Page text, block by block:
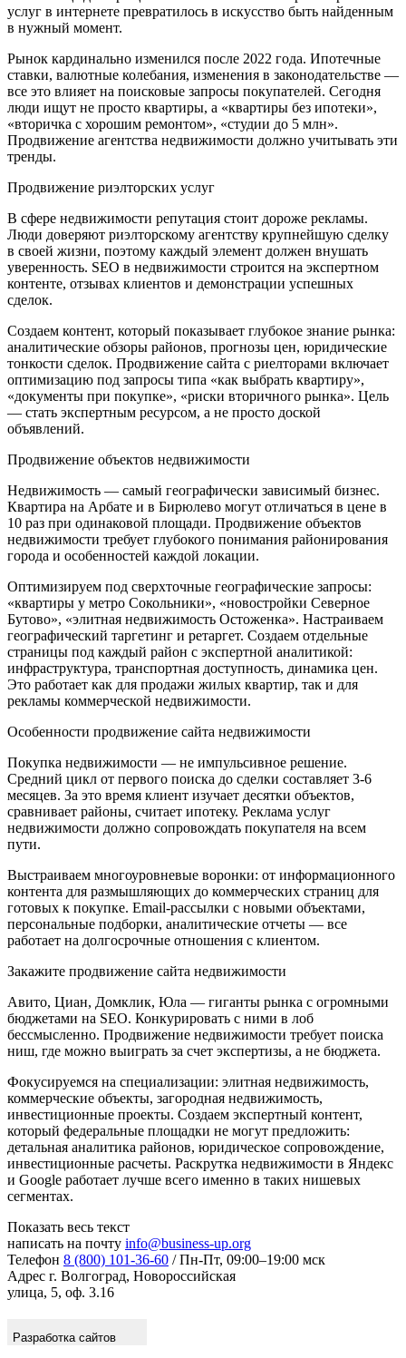
услуг в интернете превратилось в искусство быть найденным
в нужный момент.
Рынок кардинально изменился после 2022 года. Ипотечные
ставки, валютные колебания, изменения в законодательстве —
все это влияет на поисковые запросы покупателей. Сегодня
люди ищут не просто квартиры, а «квартиры без ипотеки»,
«вторичка с хорошим ремонтом», «студии до 5 млн».
Продвижение агентства недвижимости должно учитывать эти
тренды.
Продвижение риэлторских услуг
В сфере недвижимости репутация стоит дороже рекламы.
Люди доверяют риэлторскому агентству крупнейшую сделку
в своей жизни, поэтому каждый элемент должен внушать
уверенность. SEO в недвижимости строится на экспертном
контенте, отзывах клиентов и демонстрации успешных
сделок.
Создаем контент, который показывает глубокое знание рынка:
аналитические обзоры районов, прогнозы цен, юридические
тонкости сделок. Продвижение сайта с риелторами включает
оптимизацию под запросы типа «как выбрать квартиру»,
«документы при покупке», «риски вторичного рынка». Цель
— стать экспертным ресурсом, а не просто доской
объявлений.
Продвижение объектов недвижимости
Недвижимость — самый географически зависимый бизнес.
Квартира на Арбате и в Бирюлево могут отличаться в цене в
10 раз при одинаковой площади. Продвижение объектов
недвижимости требует глубокого понимания районирования
города и особенностей каждой локации.
Оптимизируем под сверхточные географические запросы:
«квартиры у метро Сокольники», «новостройки Северное
Бутово», «элитная недвижимость Остоженка». Настраиваем
географический таргетинг и ретаргет. Создаем отдельные
страницы под каждый район с экспертной аналитикой:
инфраструктура, транспортная доступность, динамика цен.
Это работает как для продажи жилых квартир, так и для
рекламы коммерческой недвижимости.
Особенности продвижение сайта недвижимости
Покупка недвижимости — не импульсивное решение.
Средний цикл от первого поиска до сделки составляет 3-6
месяцев. За это время клиент изучает десятки объектов,
сравнивает районы, считает ипотеку. Реклама услуг
недвижимости должно сопровождать покупателя на всем
пути.
Выстраиваем многоуровневые воронки: от информационного
контента для размышляющих до коммерческих страниц для
готовых к покупке. Email-рассылки с новыми объектами,
персональные подборки, аналитические отчеты — все
работает на долгосрочные отношения с клиентом.
Закажите продвижение сайта недвижимости
Авито, Циан, Домклик, Юла — гиганты рынка с огромными
бюджетами на SEO. Конкурировать с ними в лоб
бессмысленно. Продвижение недвижимости требует поиска
ниш, где можно выиграть за счет экспертизы, а не бюджета.
Фокусируемся на специализации: элитная недвижимость,
коммерческие объекты, загородная недвижимость,
инвестиционные проекты. Создаем экспертный контент,
который федеральные площадки не могут предложить:
детальная аналитика районов, юридическое сопровождение,
инвестиционные расчеты. Раскрутка недвижимости в Яндекс
и Google работает лучше всего именно в таких нишевых
сегментах.
Показать весь текст
написать на почту info@business-up.org
Телефон 8 (800) 101-36-60 / Пн-Пт, 09:00–19:00 мск
Адрес г. Волгоград, Новороссийская
улица, 5, оф. 3.16
Разработка сайтов